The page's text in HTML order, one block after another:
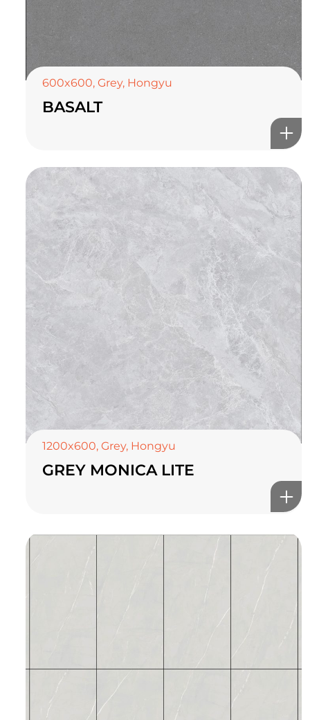
600x600, Grey, Hongyu
BASALT
1200x600, Grey, Hongyu
GREY MONICA LITE
TOP CERAMICS
мэдрэмжийг таны орчинд